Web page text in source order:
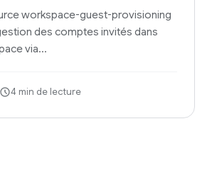
workspace-guest-provisioning
des comptes invités dans
via…
4 min de lecture